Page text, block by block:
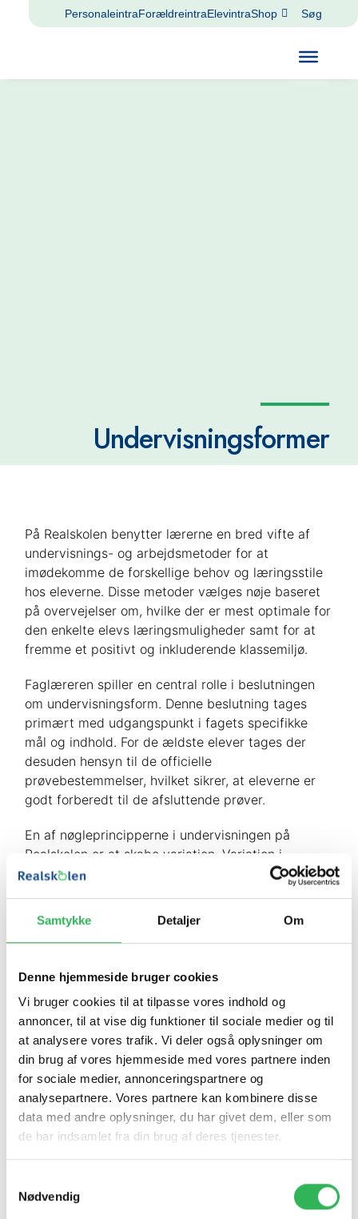
Samtykke Detaljer Om
Denne hjemmeside bruger cookies
Vi bruger cookies til at tilpasse vores indhold og
annoncer, til at vise dig funktioner til sociale medier og til
at analysere vores trafik. Vi deler også oplysninger om
din brug af vores hjemmeside med vores partnere inden
for sociale medier, annonceringspartnere og
analysepartnere. Vores partnere kan kombinere disse
data med andre oplysninger, du har givet dem, eller som
de har indsamlet fra din brug af deres tjenester.
Nødvendig
PersonaleintraForældreintraElevintraShop Søg
Undervisningsformer
På Realskolen benytter lærerne en bred vifte af
undervisnings- og arbejdsmetoder for at
imødekomme de forskellige behov og læringsstile
hos eleverne. Disse metoder vælges nøje baseret
på overvejelser om, hvilke der er mest optimale for
den enkelte elevs læringsmuligheder samt for at
fremme et positivt og inkluderende klassemiljø.
Faglæreren spiller en central rolle i beslutningen
om undervisningsform. Denne beslutning tages
primært med udgangspunkt i fagets specifikke
mål og indhold. For de ældste elever tages der
desuden hensyn til de officielle
prøvebestemmelser, hvilket sikrer, at eleverne er
godt forberedt til de afsluttende prøver.
En af nøgleprincipperne i undervisningen på
Realskolen er at skabe variation. Variation i
undervisningen er essentiel for at præsentere
stoffet på forskellige måder og dermed fastholde
Ved at anvende forskellige tilgange kan lærerne
intelligensformer, hvilket fremmer en dybere
forståelse og bedre fastholdelse af viden.
Nogle af de specifikke undervisnings- og
arbejdsformer, der anvendes, inkluderer:
Individuelt arbejde:Eleverne arbejder
selvstændigt med opgaver og projekter,
hvilket fremmer deres evne til at tænke kritisk
og selvstændigt.
Dialog:Læreren engagerer eleverne i samtaler
uddybe deres forståelse af emnet og udvikler